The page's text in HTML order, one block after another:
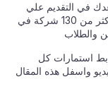
في التقديم علي
فرص العمل حيث متوفر الان حصريا عن طريقنا اكثر من 130 شركة في
والطلاب
استمارات كل
واسفل هذه المقال